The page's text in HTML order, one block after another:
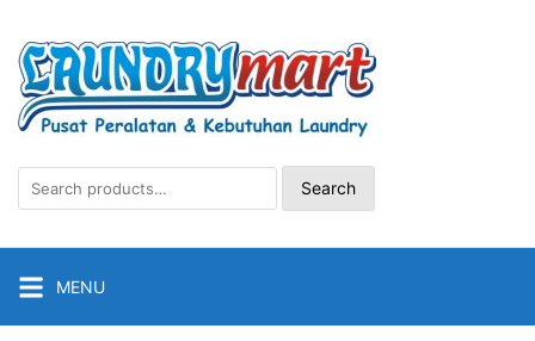
content
Search
for:
Search
MENU